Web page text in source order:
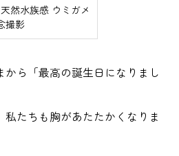
然水族感 ウミガメ
撮影
から「最高の誕生日になりまし
たちも胸があたたかくなりま